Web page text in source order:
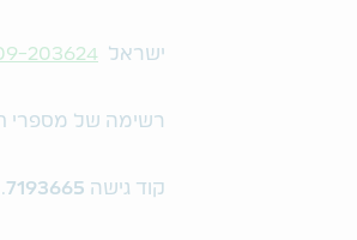
ישראל 203624
רשימה של מספרי
קוד גישה 7193665
.